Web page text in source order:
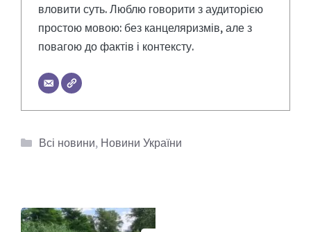
вловити суть. Люблю говорити з аудиторією
простою мовою: без канцеляризмів, але з
повагою до фактів і контексту.
Категорії
Всі новини, Новини України